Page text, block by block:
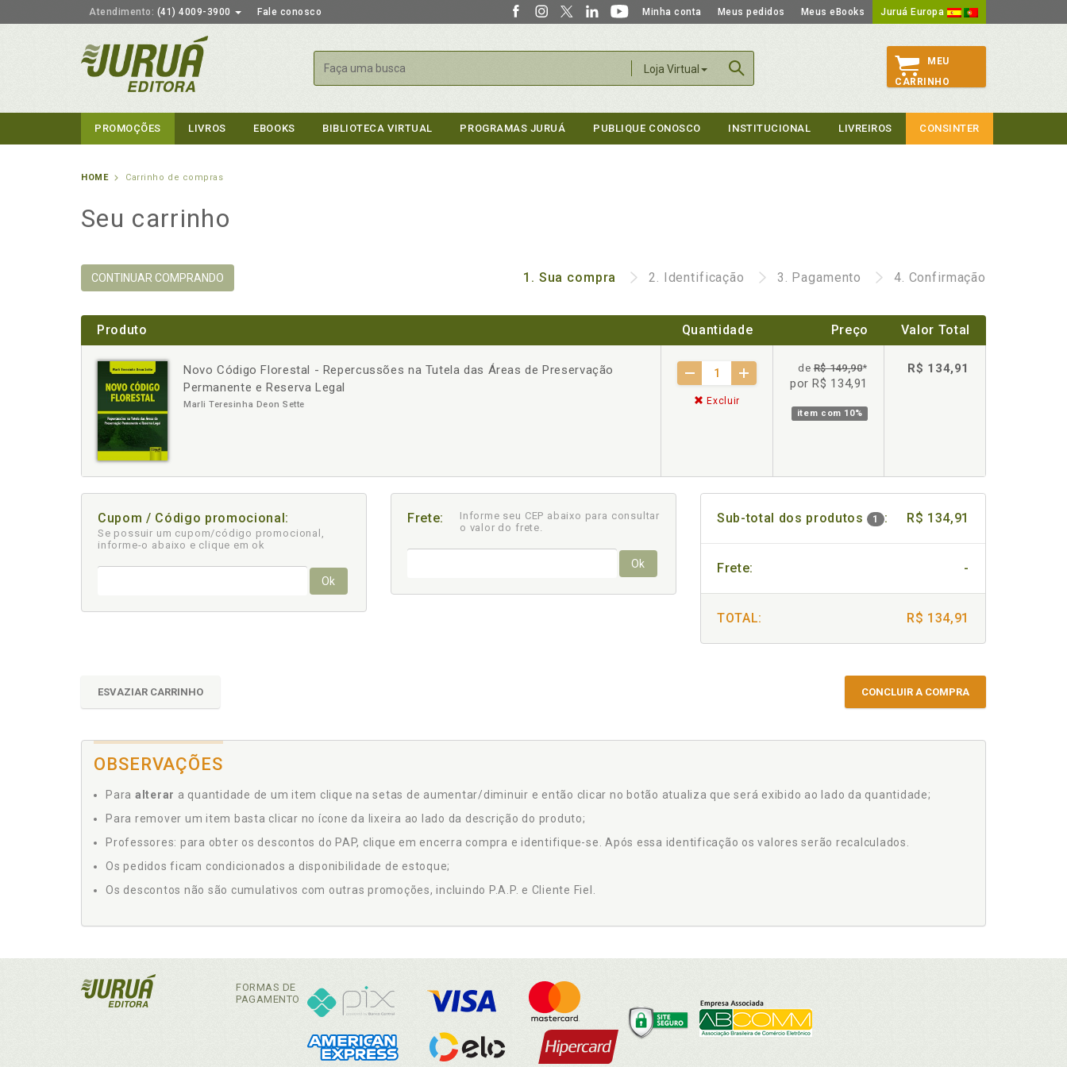
Atendimento: (41) 4009-3900 Fale conosco Minha conta Meus pedidos Meus eBooks Juruá Europa
Loja Virtual
Buscar
MEU
CARRINHO
PROMOÇÕES LIVROS EBOOKS BIBLIOTECA VIRTUAL PROGRAMAS JURUÁ PUBLIQUE CONOSCO INSTITUCIONAL LIVREIROS CONSINTER
HOME Carrinho de compras
Seu carrinho
CONTINUAR COMPRANDO 1. Sua compra 2. Identificação 3. Pagamento 4. Confirmação
Produto Quantidade Preço Valor Total
Novo Código Florestal - Repercussões na Tutela das Áreas de Preservação
Permanente e Reserva Legal
Marli Teresinha Deon Sette
- +
Excluir
deR$ 149,90*
por R$ 134,91
item com 10%
R$ 134,91
Cupom / Código promocional:
Se possuir um cupom/código promocional,
informe-o abaixo e clique em ok
Ok
Frete:
Informe seu CEP abaixo para consultar
o valor do frete.
Ok
Sub-total dos produtos 1 : R$ 134,91
Frete: -
TOTAL: R$ 134,91
ESVAZIAR CARRINHO CONCLUIR A COMPRA
OBSERVAÇÕES
Para alterar a quantidade de um item clique na setas de aumentar/diminuir e então clicar no botão atualiza que será exibido ao lado da quantidade;
Para remover um item basta clicar no ícone da lixeira ao lado da descrição do produto;
Professores: para obter os descontos do PAP, clique em encerra compra e identifique-se. Após essa identificação os valores serão recalculados.
Os pedidos ficam condicionados a disponibilidade de estoque;
Os descontos não são cumulativos com outras promoções, incluindo P.A.P. e Cliente Fiel.
FORMAS DE
PAGAMENTO